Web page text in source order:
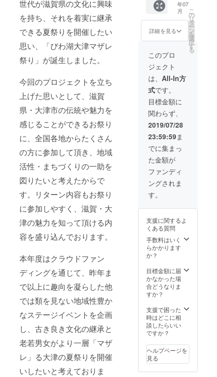
世代が滋賀県の文化に興味
を持ち、それを着実に継承
できる夏祭りを開催したい
思い、「びわ湖大津マザレ
祭り」が誕生しました。
今回のプロジェクトを立ち
上げた思いとして、滋賀
県・大津市の伝統や魅力を
感じることができるお祭り
に、全国各地からたくさん
の方に参加して頂き、地域
活性・まちづくりの一助を
図りたいと考えたからで
す。リターン内容もお祭り
に参加しやすく、滋賀・大
津の魅力を知って頂ける内
容を盛り込んでおります。
本年度はクラウドファン
ディングを通じて、昨年ま
で以上に趣向を凝らした他
では類を見ない地域性豊か
なステージイベントを企画
し、古き良き文化の継承と
老若男女がより一層「マザ
レ」る大津の夏祭りを開催
いしたいと考えておりま
サイン
色紙付
き引換
券 ※特
が、リ
ターン
全商品
の引換
券とな
りま
す。 ※
開催日
期間中
に、特
製お礼
はがき
を会場
受付ま
でお持
ち下さ
い。受
付担当
お渡し
致しま
す。 ※
お祭り
が中止
の場合
はが
き、フ
ルー
イン色
紙をお
送りさ
せて頂
す。
分の引
換券付
き） ・
びわこ
大津マ
ザレ祭
りロゴ
入りタ
オル引
換券 ・
JABBE
RLOOP
サイン
入り
ＬＩＶ
Ｅ Ｄ
ＶＤ
引換券
※特製お
礼はが
きが、
リター
ン全商
品の引
す。 ※
期間中
に、特
製お礼
はがき
を会場
でお持
ち下さ
い。受
付担当
商品を
お渡し
致しま
す。 ※
が中止
の場合
は、特
製お礼
年07
月
詳細を見る
こ
の
リ
タ
ー
ン
を
選
択
す
る
このプロ
ジェクト
は、 All-In方
式です。
目標金額に
関わらず、
2019/07/28
23:59:59ま
でに集まっ
た金額が
ファンディ
ングされま
す。
支援に関するよ
くある質問
手数料はいく
らかかります
か？
目標金額に届
かなかった場
合どうなりま
すか？
支援で困った
時はどこに相
談したらいい
ですか？
ヘルプページを
見る